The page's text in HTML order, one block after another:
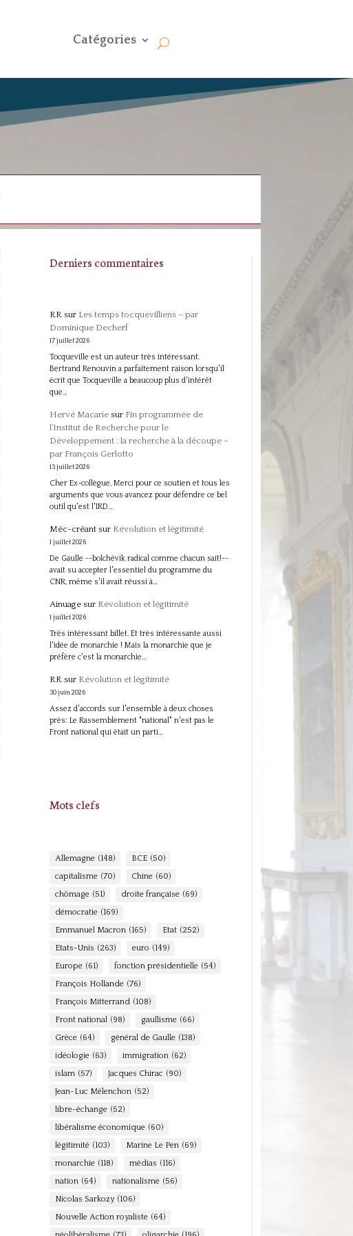
Catégories
Derniers commentaires
RRsur Les temps tocquevilliens – par
Dominique Decherf
17 juillet 2026
Tocqueville est un auteur très intéressant.
Bertrand Renouvin a parfaitement raison lorsqu'il
écrit que Tocqueville a beaucoup plus d'intérêt
que…
Hervé Macariesur Fin programmée de
l’Institut de Recherche pour le
Développement : la recherche à la découpe –
par François Gerlotto
13 juillet 2026
Cher Ex-collègue, Merci pour ce soutien et tous les
arguments que vous avancez pour défendre ce bel
outil qu'est l'IRD…
Méc-créantsur Révolution et légitimité
1 juillet 2026
De Gaulle --bolchévik radical comme chacun sait!--
avait su accepter l'essentiel du programme du
CNR, même s'il avait réussi à…
Ainuagesur Révolution et légitimité
1 juillet 2026
Très intéressant billet. Et très intéressante aussi
l'idée de monarchie ! Mais la monarchie que je
préfère c'est la monarchie…
RRsur Révolution et légitimité
30 juin 2026
Assez d'accords sur l'ensemble à deux choses
près: Le Rassemblement "national" n'est pas le
Front national qui était un parti…
Mots clefs
Allemagne (148) BCE (50)
capitalisme (70) Chine (60)
chômage (51) droite française (69)
démocratie (169)
Emmanuel Macron (165) Etat (252)
Etats-Unis (263) euro (149)
Europe (61) fonction présidentielle (54)
François Hollande (76)
François Mitterrand (108)
Front national (98) gaullisme (66)
Grèce (64) général de Gaulle (138)
idéologie (63) immigration (62)
islam (57) Jacques Chirac (90)
Jean-Luc Mélenchon (52)
libre-échange (52)
libéralisme économique (60)
légitimité (103) Marine Le Pen (69)
monarchie (118) médias (116)
nation (64) nationalisme (56)
Nicolas Sarkozy (106)
Nouvelle Action royaliste (64)